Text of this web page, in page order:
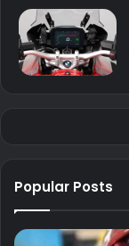
Popular Posts